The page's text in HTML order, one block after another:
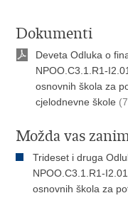
Dokumenti
Deveta Odluka o
NPOO.C3.1.R1-
osnovnih škola za
cjelodnevne škole
Možda vas
Trideset i druga
NPOO.C3.1.R1-
osnovnih škola za